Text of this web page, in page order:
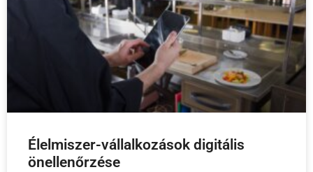
Élelmiszer-vállalkozások digitális
önellenőrzése